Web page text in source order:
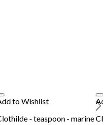
to Wishlist
- teaspoon - marine